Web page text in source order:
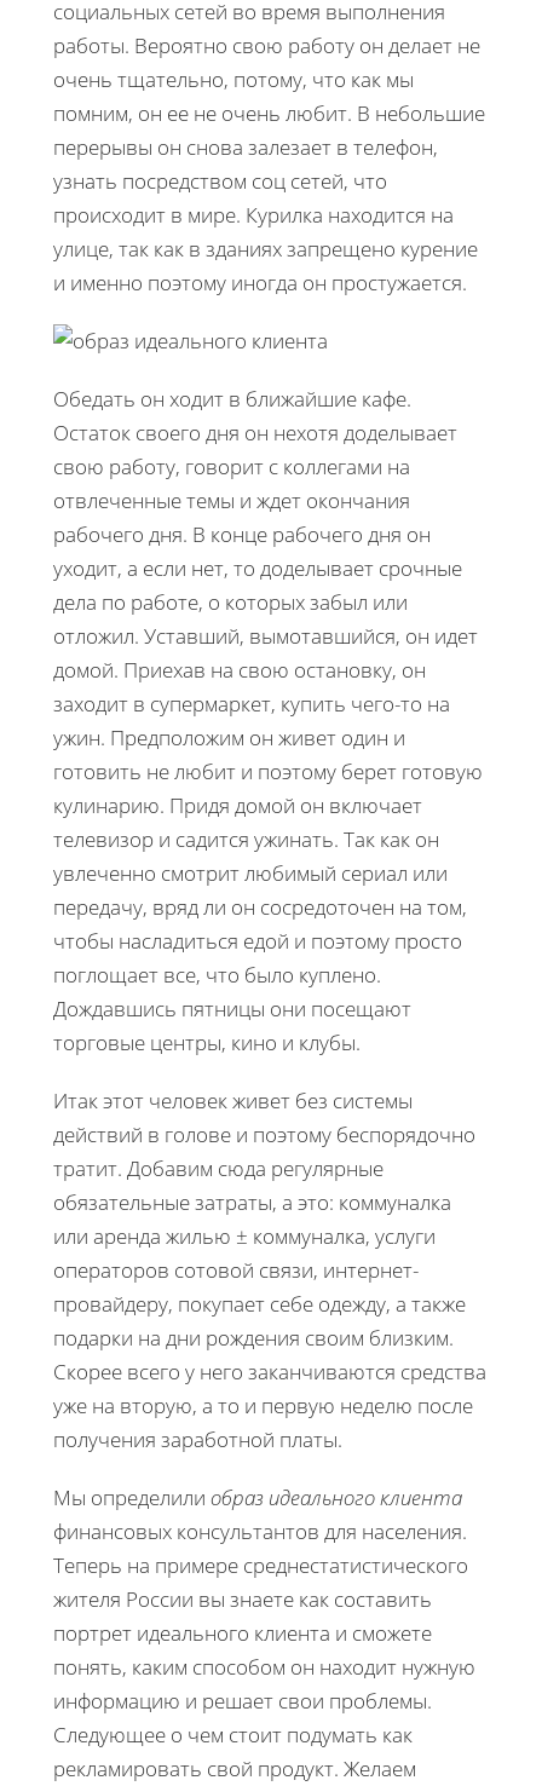
социальных сетей во время выполнения
работы. Вероятно свою работу он делает не
очень тщательно, потому, что как мы
помним, он ее не очень любит. В небольшие
перерывы он снова залезает в телефон,
узнать посредством соц сетей, что
происходит в мире. Курилка находится на
улице, так как в зданиях запрещено курение
и именно поэтому иногда он простужается.
Обедать он ходит в ближайшие кафе.
Остаток своего дня он нехотя доделывает
свою работу, говорит с коллегами на
отвлеченные темы и ждет окончания
рабочего дня. В конце рабочего дня он
уходит, а если нет, то доделывает срочные
дела по работе, о которых забыл или
отложил. Уставший, вымотавшийся, он идет
домой. Приехав на свою остановку, он
заходит в супермаркет, купить чего-то на
ужин. Предположим он живет один и
готовить не любит и поэтому берет готовую
кулинарию. Придя домой он включает
телевизор и садится ужинать. Так как он
увлеченно смотрит любимый сериал или
передачу, вряд ли он сосредоточен на том,
чтобы насладиться едой и поэтому просто
поглощает все, что было куплено.
Дождавшись пятницы они посещают
торговые центры, кино и клубы.
Итак этот человек живет без системы
действий в голове и поэтому беспорядочно
тратит. Добавим сюда регулярные
обязательные затраты, а это: коммуналка
или аренда жилью ± коммуналка, услуги
операторов сотовой связи, интернет-
провайдеру, покупает себе одежду, а также
подарки на дни рождения своим близким.
Скорее всего у него заканчиваются средства
уже на вторую, а то и первую неделю после
получения заработной платы.
Мы определили образ идеального клиента
финансовых консультантов для населения.
Теперь на примере среднестатистического
жителя России вы знаете как составить
портрет идеального клиента и сможете
понять, каким способом он находит нужную
информацию и решает свои проблемы.
Следующее о чем стоит подумать как
рекламировать свой продукт. Желаем